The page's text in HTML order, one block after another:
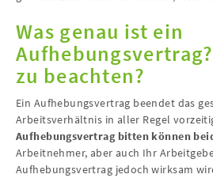
Was genau ist ein
zu beachten?
Ein Aufhebungsvertrag beendet das
Arbeitsverhältnis in aller Regel
Aufhebungsvertrag bitten können
Arbeitnehmer, aber auch Ihr
Aufhebungsvertrag jedoch wirksam